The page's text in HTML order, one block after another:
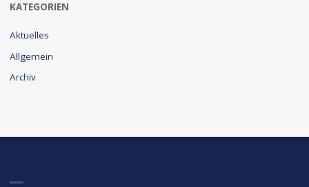
KATEGORIEN
Aktuelles
Allgemein
Archiv